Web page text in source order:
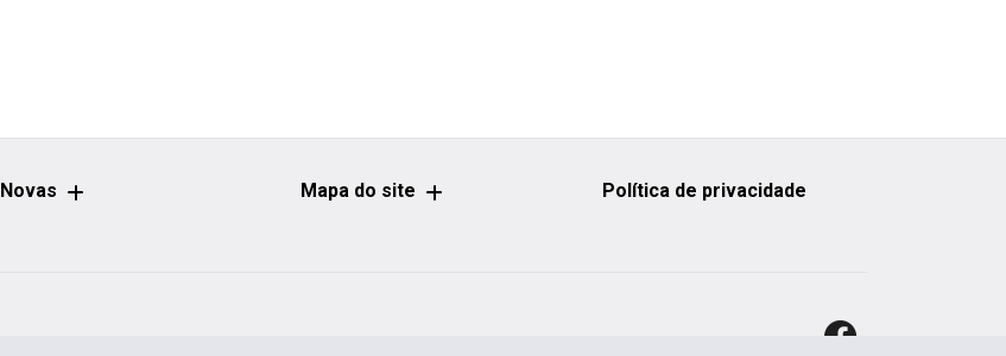
Novas Mapa do site Política de privacidade